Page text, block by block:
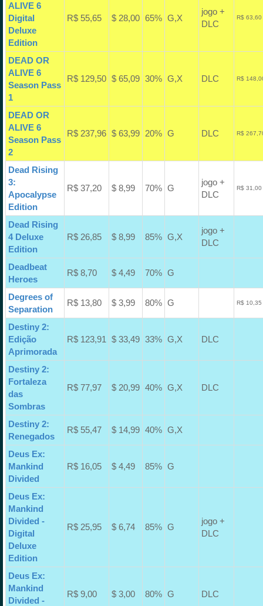
ALIVE 6
Digital
Deluxe
Edition
R$ 55,65 $ 28,00 65% G,X
jogo +
DLC
R$
DEAD OR
ALIVE 6
Season Pass
1
R$ 129,50 $ 65,09 30% G,X DLC R$
DEAD OR
ALIVE 6
Season Pass
2
R$ 237,96 $ 63,99 20% G DLC R$
Dead Rising
3:
Apocalypse
Edition
R$ 37,20 $ 8,99 70% G
jogo +
DLC
R$
Dead Rising
4 Deluxe
Edition
R$ 26,85 $ 8,99 85% G,X
jogo +
DLC
Deadbeat
Heroes
R$ 8,70 $ 4,49 70% G
Degrees of
Separation
R$ 13,80 $ 3,99 80% G R$
Destiny 2:
Edição
Aprimorada
R$ 123,91 $ 33,49 33% G,X DLC
Destiny 2:
Fortaleza
das
Sombras
R$ 77,97 $ 20,99 40% G,X DLC
Destiny 2:
Renegados
R$ 55,47 $ 14,99 40% G,X
Deus Ex:
Mankind
Divided
R$ 16,05 $ 4,49 85% G
Deus Ex:
Mankind
Divided -
Digital
Deluxe
Edition
R$ 25,95 $ 6,74 85% G
jogo +
DLC
Deus Ex:
Mankind
Divided -
R$ 9,00 $ 3,00 80% G DLC